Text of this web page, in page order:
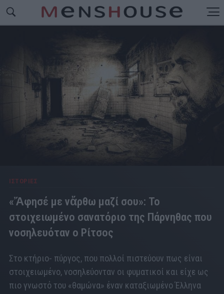
ΙΣΤΟΡΙΕΣ
«Ἄφησέ με νἄρθω μαζί σου»: Το
στοιχειωμένο σανατόριο της Πάρνηθας που
νοσηλευόταν ο Ρίτσος
Στο κτήριο- πύργος, που πολλοί πιστεύουν πως είναι
στοιχειωμένο, νοσηλεύονταν οι φυματικοί και είχε ως
πιο γνωστό του «θαμώνα» έναν καταξιωμένο Έλληνα